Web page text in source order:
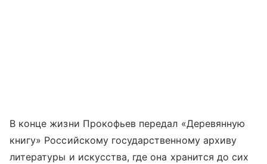
В конце жизни Прокофьев передал «Деревянную
книгу» Российскому государственному архиву
литературы и искусства, где она хранится до сих